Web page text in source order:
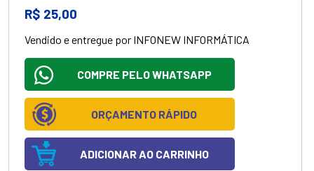
R$ 25,00
Vendido e entregue por INFONEW INFORMÁTICA
COMPRE PELO WHATSAPP
ORÇAMENTO RÁPIDO
ADICIONAR AO CARRINHO